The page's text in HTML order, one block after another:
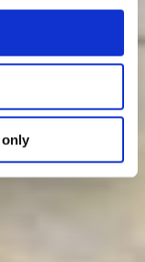
only